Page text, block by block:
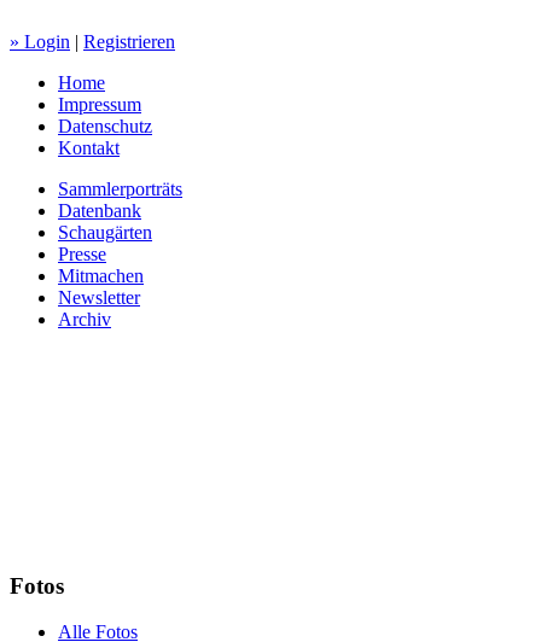
» Login | Registrieren
Home
Impressum
Datenschutz
Kontakt
Sammlerporträts
Datenbank
Schaugärten
Presse
Mitmachen
Newsletter
Archiv
Fotos
Alle Fotos